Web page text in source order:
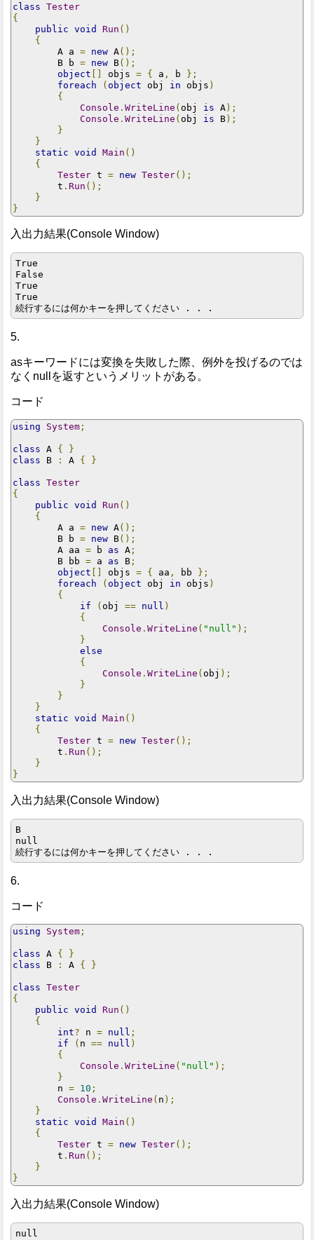
class Tester
{
public void Run ()
{
        A a
= new A();
        B b
= new B();
object [] objs = { a , b };
foreach
( object obj in objs )
{
Console . WriteLine ( obj is A);
Console . WriteLine ( obj is B);
}
}
static void Main ()
{
Tester t = new Tester();
        t
. Run ();
}
}
入出力結果(Console Window)
True
False
True
True
5.
asキーワードには変換を失敗した際、例外を投げるのでは
なくnullを返すというメリットがある。
コード
using System ;
class A {
}
class B : A { }
class Tester
{
public void Run ()
{
        A a
= new A();
        B b
= new B();
        A aa
= b as A ;
        B bb
= a as B ;
object
objs = { aa , bb
};
foreach
( object obj in objs )
{
if
( obj == null )
{
Console . WriteLine ( "null" );
}
else
{
Console . WriteLine ( obj );
}
}
}
static void Main ()
{
Tester t = new Tester();
        t
. Run ();
}
}
入出力結果(Console Window)
B
null
6.
コード
using System ;
class A {
}
class B : A { }
class Tester
{
public void Run ()
{
int? n = null ;
if
( n == null )
{
Console . WriteLine ( "null" );
}
        n
= 10 ;
Console . WriteLine ( n );
}
static void Main ()
{
Tester t = new Tester();
        t
. Run ();
}
}
入出力結果(Console Window)
null